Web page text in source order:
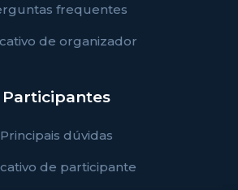
frequentes
de organizador
Participantes
Principais dúvidas
de participante